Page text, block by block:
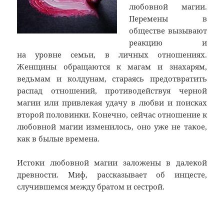
любовной магии.
Перемены в
обществе вызывают
реакцию и
на уровне семьи, в личных отношениях.
Женщины обращаются к магам и знахарям,
ведьмам и колдунам, стараясь предотвратить
распад отношений, противодействуя черной
магии или привлекая удачу в любви и поисках
второй половинки. Конечно, сейчас отношение к
любовной магии изменилось, оно уже не такое,
как в былые времена.
Истоки любовной магии заложены в далекой
древности. Миф, рассказывает об инцесте,
случившемся между братом и сестрой.